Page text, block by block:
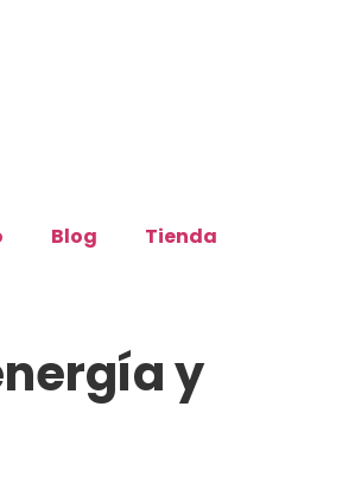
Blog Tienda
y